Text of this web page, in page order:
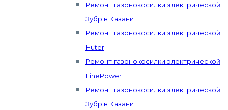
Ремонт газонокосилки электрической
Зубр в Казани
Ремонт газонокосилки электрической
Huter
Ремонт газонокосилки электрической
FinePower
Ремонт газонокосилки электрической
Зубр в Казани